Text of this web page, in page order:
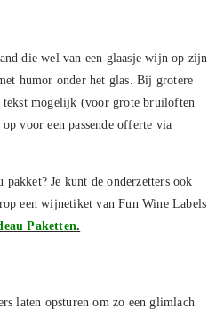
die wel van een glaasje wijn op zijn
humor onder het glas. Bij grotere
tekst mogelijk (voor grote bruiloften
voor een passende offerte via
pakket? Je kunt de onderzetters ook
een wijnetiket van Fun Wine Labels
Paketten.
laten opsturen om zo een glimlach